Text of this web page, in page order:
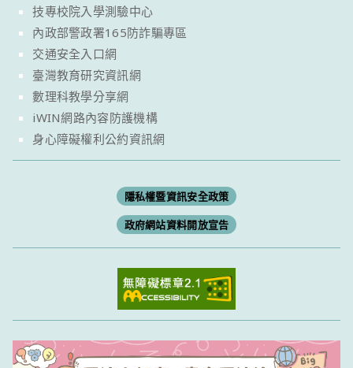
技專校院入學測驗中心
內政部警政署165防詐騙專區
交通安全入口網
臺灣教育研究資訊網
數理科教學分享網
iWIN網路內容防護機構
身心障礙權利公約資訊網
隱私權暨資訊安全政策
政府網站資料開放宣告